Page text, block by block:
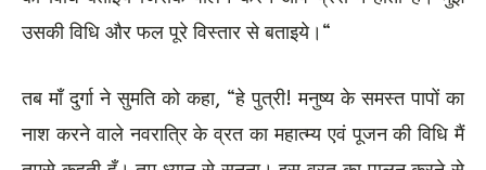
उसकी विधि और फल पूरे विस्तार से बताइये।“
तब माँ दुर्गा ने सुमति को कहा, “हे पुत्री! मनुष्य के समस्त पापों का
नाश करने वाले नवरात्रि के व्रत का महात्म्य एवं पूजन की विधि मैं